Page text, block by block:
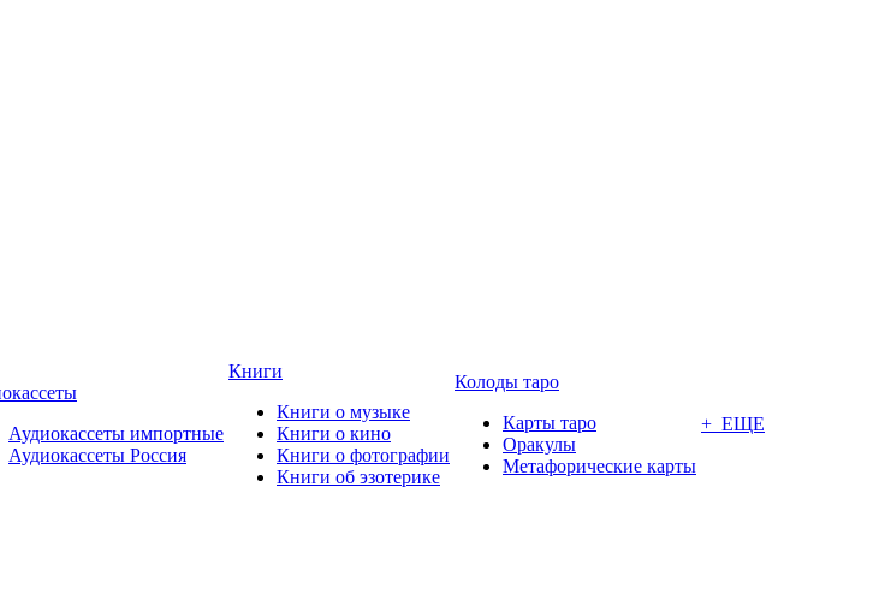
Аудиокассеты импортные
Аудиокассеты Россия
Книги
Книги о музыке
Книги о кино
Книги о фотографии
Книги об эзотерике
Колоды таро
Карты таро
Оракулы
Метафорические карты
+ ЕЩЕ